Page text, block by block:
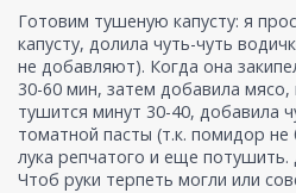
Готовим тушеную капусту: я
капусту, долила чуть-чуть
не добавляют). Когда она
30-60 мин, затем добавила
тушится минут 30-40, добавила
томатной пасты (т.к. помидор
лука репчатого и еще
Чтоб руки терпеть могли или